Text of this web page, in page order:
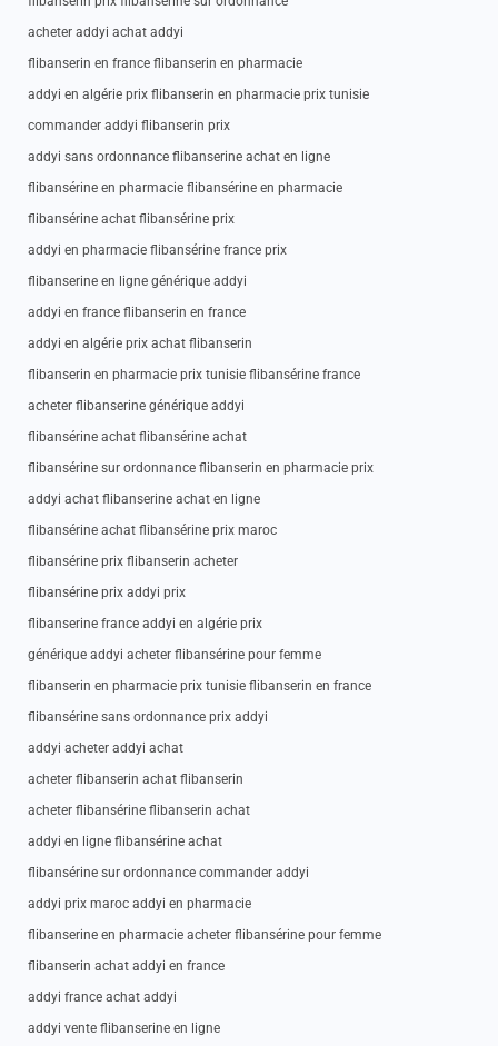
acheter addyi achat addyi
flibanserin en france flibanserin en pharmacie
addyi en algérie prix flibanserin en pharmacie prix tunisie
commander addyi flibanserin prix
addyi sans ordonnance flibanserine achat en ligne
flibansérine en pharmacie flibansérine en pharmacie
flibansérine achat flibansérine prix
addyi en pharmacie flibansérine france prix
flibanserine en ligne générique addyi
addyi en france flibanserin en france
addyi en algérie prix achat flibanserin
flibanserin en pharmacie prix tunisie flibansérine france
acheter flibanserine générique addyi
flibansérine achat flibansérine achat
flibansérine sur ordonnance flibanserin en pharmacie prix
addyi achat flibanserine achat en ligne
flibansérine achat flibansérine prix maroc
flibansérine prix flibanserin acheter
flibansérine prix addyi prix
flibanserine france addyi en algérie prix
générique addyi acheter flibansérine pour femme
flibanserin en pharmacie prix tunisie flibanserin en france
flibansérine sans ordonnance prix addyi
addyi acheter addyi achat
acheter flibanserin achat flibanserin
acheter flibansérine flibanserin achat
addyi en ligne flibansérine achat
flibansérine sur ordonnance commander addyi
addyi prix maroc addyi en pharmacie
flibanserine en pharmacie acheter flibansérine pour femme
flibanserin achat addyi en france
addyi france achat addyi
addyi vente flibanserine en ligne